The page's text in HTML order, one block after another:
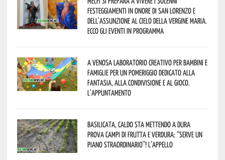
festeggiamenti in onore di San Lorenzo e
dell’assunzione al cielo della Vergine Maria.
Ecco gli eventi in programma
A Venosa laboratorio creativo per bambini e
famiglie per un pomeriggio dedicato alla
fantasia, alla condivisione e al gioco.
L’appuntamento
Basilicata, caldo sta mettendo a dura
prova campi di frutta e verdura: “Serve un
piano straordinario”! L’appello